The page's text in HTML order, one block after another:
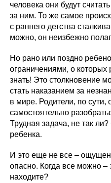
человека они будут
за ним. То же самое
с раннего детства
можно, он неизбежно
Но рано или поздно
ограничениями, о которых
знать! Это столкновение
стать наказанием за
в мире. Родители, по сути,
самостоятельно
Трудная задача, не так
ребенка.
И это еще не все –
опасно. Когда все можно –
находите?